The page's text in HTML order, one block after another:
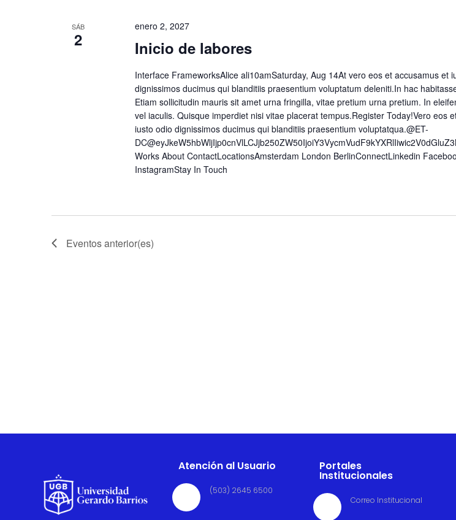
SÁB
2 Inicio de labores
enero 2, 2027
Interface FrameworksAlice ali10amSaturday, Aug 14At vero eos et accusamus et
dignissimos ducimus qui blanditiis praesentium voluptatum deleniti.In hac
Etiam sollicitudin mauris sit amet urna fringilla, vitae pretium urna pretium. In
vel iaculis. Quisque imperdiet nisi vitae placerat tempus.Register Today!Vero eos
iusto odio dignissimos ducimus qui blanditiis praesentium voluptatqua.@ET-
Works About ContactLocationsAmsterdam London BerlinConnectLinkedin
InstagramStay In Touch
Eventosanterior(es)
Atención al Usuario
(503) 2645 6500
Portales
Institucionales
Correo Institucional